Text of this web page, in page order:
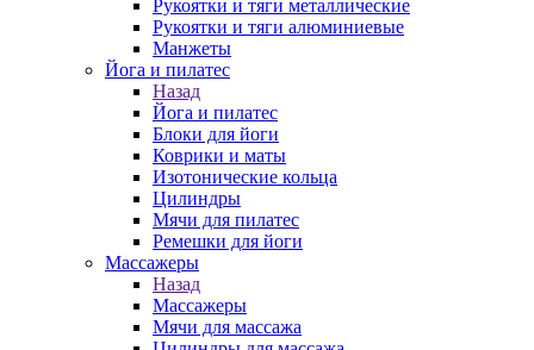
Рукоятки и тяги металлические
Рукоятки и тяги алюминиевые
Манжеты
Йога и пилатес
Назад
Йога и пилатес
Блоки для йоги
Коврики и маты
Изотонические кольца
Цилиндры
Мячи для пилатес
Ремешки для йоги
Массажеры
Назад
Массажеры
Мячи для массажа